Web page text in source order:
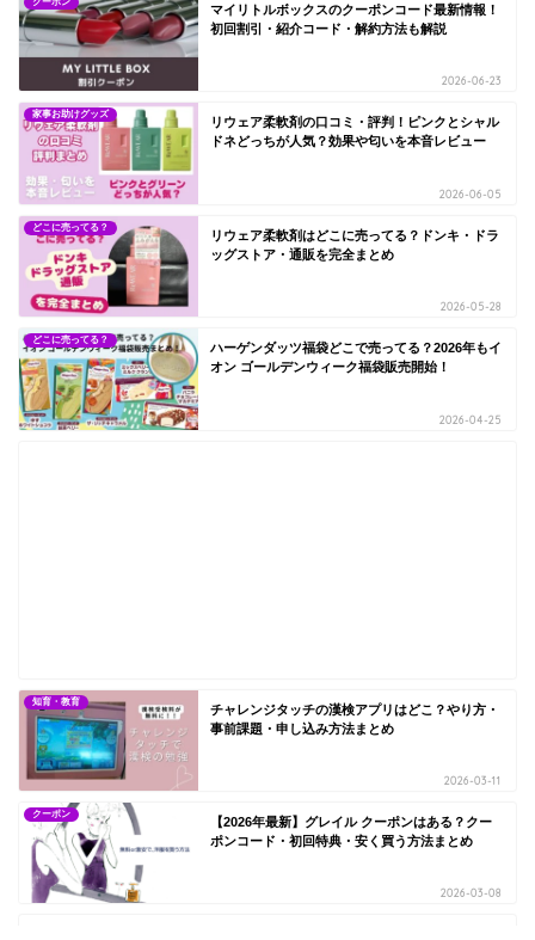
マイリトルボックスのクーポンコード最新情報！
初回割引・紹介コード・解約方法も解説
2026-06-23
家事お助けグッズ
リウェア柔軟剤の口コミ・評判！ピンクとシャル
ドネどっちが人気？効果や匂いを本音レビュー
2026-06-05
どこに売ってる？
リウェア柔軟剤はどこに売ってる？ドンキ・ドラ
ッグストア・通販を完全まとめ
2026-05-28
どこに売ってる？
ハーゲンダッツ福袋どこで売ってる？2026年もイ
オン ゴールデンウィーク福袋販売開始！
2026-04-25
知育・教育
チャレンジタッチの漢検アプリはどこ？やり方・
事前課題・申し込み方法まとめ
2026-03-11
クーポン
【2026年最新】グレイル クーポンはある？クー
ポンコード・初回特典・安く買う方法まとめ
2026-03-08